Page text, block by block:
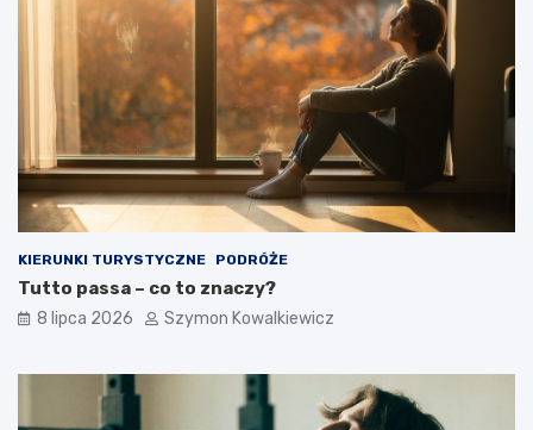
KIERUNKI TURYSTYCZNE PODRÓŻE
Tutto passa – co to znaczy?
8 lipca 2026 Szymon Kowalkiewicz